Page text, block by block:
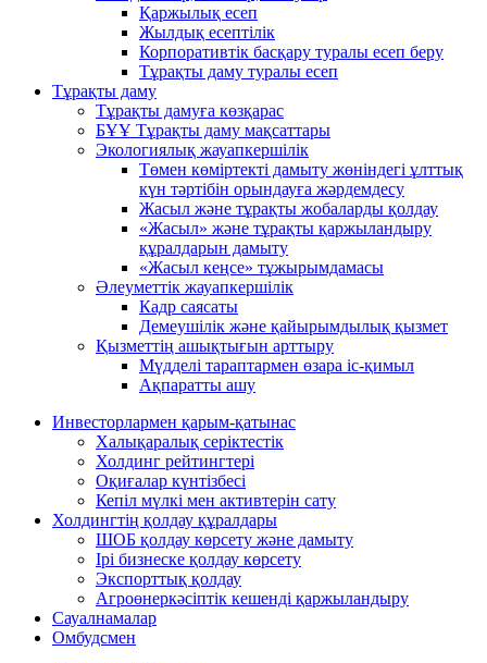
Қаржылық есеп
Жылдық есептілік
Корпоративтік басқару туралы есеп беру
Тұрақты даму туралы есеп
Тұрақты даму
Тұрақты дамуға көзқарас
БҰҰ Тұрақты даму мақсаттары
Экологиялық жауапкершілік
Төмен көміртекті дамыту жөніндегі ұлттық
күн тәртібін орындауға жәрдемдесу
Жасыл және тұрақты жобаларды қолдау
«Жасыл» және тұрақты қаржыландыру
құралдарын дамыту
«Жасыл кеңсе» тұжырымдамасы
Әлеуметтік жауапкершілік
Кадр саясаты
Демеушілік және қайырымдылық қызмет
Қызметтің ашықтығын арттыру
Мүдделі тараптармен өзара іс-қимыл
Ақпаратты ашу
Инвесторлармен қарым-қатынас
Халықаралық серіктестік
Холдинг рейтингтері
Оқиғалар күнтізбесі
Кепіл мүлкі мен активтерін сату
Холдингтің қолдау құралдары
ШОБ қолдау көрсету және дамыту
Ірі бизнеске қолдау көрсету
Экспорттық қолдау
Агроөнеркәсіптік кешенді қаржыландыру
Сауалнамалар
Омбудсмен